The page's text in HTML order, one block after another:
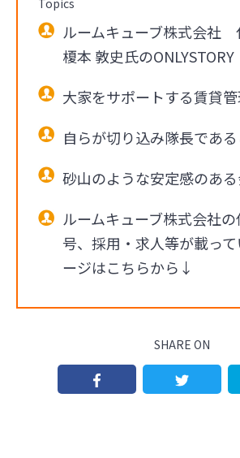
ルームキューブ株式会社
榎本 敦史氏のONLYSTORY
大家をサポートする賃貸
自らが切り込み隊長である
砂山のような安定感のあ
ルームキューブ株式会社
号、採用・求人等が載っ
ージはこちらから↓
SHARE ON